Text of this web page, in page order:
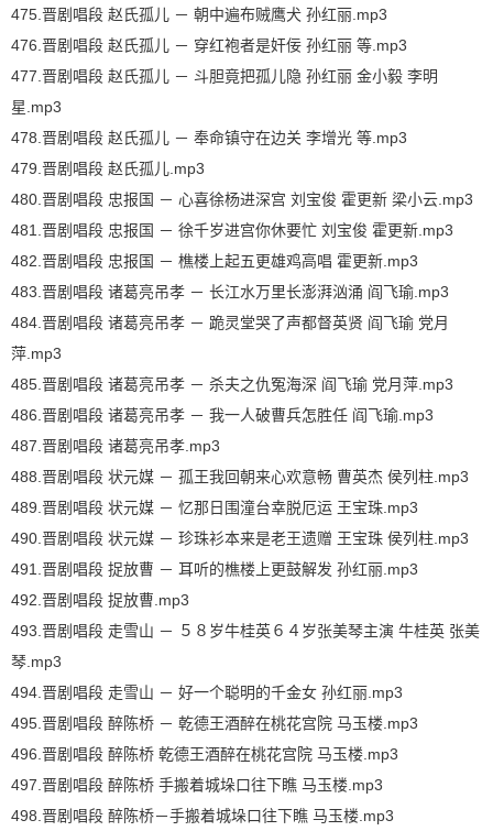
475.晋剧唱段 赵氏孤儿 － 朝中遍布贼鹰犬 孙红丽.mp3
476.晋剧唱段 赵氏孤儿 － 穿红袍者是奸佞 孙红丽 等.mp3
477.晋剧唱段 赵氏孤儿 － 斗胆竟把孤儿隐 孙红丽 金小毅 李明
星.mp3
478.晋剧唱段 赵氏孤儿 － 奉命镇守在边关 李增光 等.mp3
479.晋剧唱段 赵氏孤儿.mp3
480.晋剧唱段 忠报国 － 心喜徐杨进深宫 刘宝俊 霍更新 梁小云.mp3
481.晋剧唱段 忠报国 － 徐千岁进宫你休要忙 刘宝俊 霍更新.mp3
482.晋剧唱段 忠报国 － 樵楼上起五更雄鸡高唱 霍更新.mp3
483.晋剧唱段 诸葛亮吊孝 － 长江水万里长澎湃汹涌 阎飞瑜.mp3
484.晋剧唱段 诸葛亮吊孝 － 跪灵堂哭了声都督英贤 阎飞瑜 党月
萍.mp3
485.晋剧唱段 诸葛亮吊孝 － 杀夫之仇冤海深 阎飞瑜 党月萍.mp3
486.晋剧唱段 诸葛亮吊孝 － 我一人破曹兵怎胜任 阎飞瑜.mp3
487.晋剧唱段 诸葛亮吊孝.mp3
488.晋剧唱段 状元媒 － 孤王我回朝来心欢意畅 曹英杰 侯列柱.mp3
489.晋剧唱段 状元媒 － 忆那日围潼台幸脱厄运 王宝珠.mp3
490.晋剧唱段 状元媒 － 珍珠衫本来是老王遗赠 王宝珠 侯列柱.mp3
491.晋剧唱段 捉放曹 － 耳听的樵楼上更鼓解发 孙红丽.mp3
492.晋剧唱段 捉放曹.mp3
493.晋剧唱段 走雪山 － ５８岁牛桂英６４岁张美琴主演 牛桂英 张美
琴.mp3
494.晋剧唱段 走雪山 － 好一个聪明的千金女 孙红丽.mp3
495.晋剧唱段 醉陈桥 － 乾德王酒醉在桃花宫院 马玉楼.mp3
496.晋剧唱段 醉陈桥 乾德王酒醉在桃花宫院 马玉楼.mp3
497.晋剧唱段 醉陈桥 手搬着城垛口往下瞧 马玉楼.mp3
498.晋剧唱段 醉陈桥－手搬着城垛口往下瞧 马玉楼.mp3